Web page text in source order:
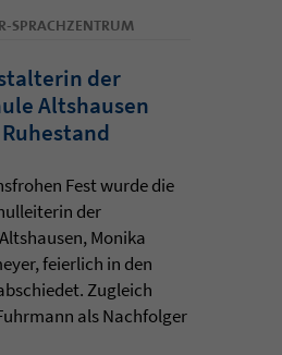
SPRACHZENTRUM
der
Altshausen
Fest wurde die
der
Monika
feierlich in den
Zugleich
als Nachfolger